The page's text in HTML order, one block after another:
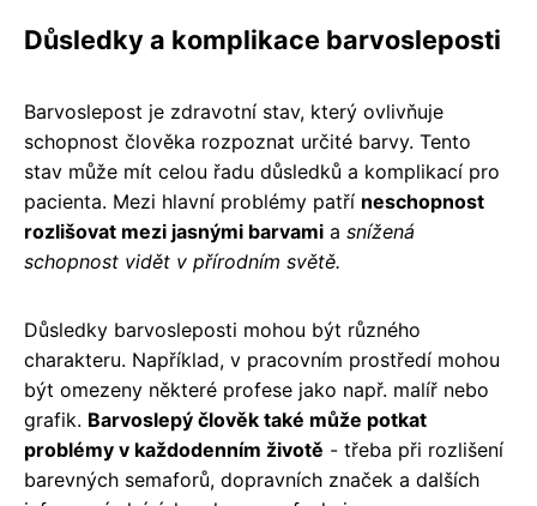
Důsledky a komplikace barvosleposti
Barvoslepost je zdravotní stav, který ovlivňuje
schopnost člověka rozpoznat určité barvy. Tento
stav může mít celou řadu důsledků a komplikací pro
pacienta. Mezi hlavní problémy patří neschopnost
rozlišovat mezi jasnými barvami a snížená
schopnost vidět v přírodním světě.
Důsledky barvosleposti mohou být různého
charakteru. Například, v pracovním prostředí mohou
být omezeny některé profese jako např. malíř nebo
grafik. Barvoslepý člověk také může potkat
problémy v každodenním životě - třeba při rozlišení
barevných semaforů, dopravních značek a dalších